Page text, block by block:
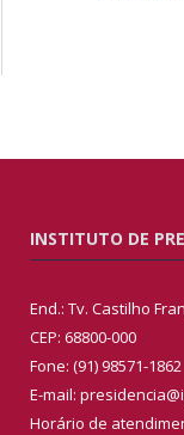
INSTITUTO DE
End.: Tv. Castilho
CEP: 68800-000
Fone: (91) 98571-1862
E-mail:
Horário de